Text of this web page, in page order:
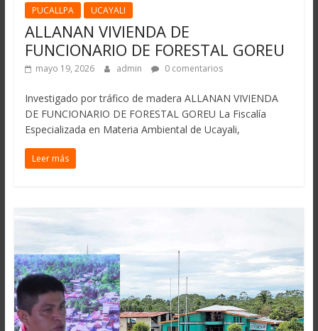
PUCALLPA UCAYALI
ALLANAN VIVIENDA DE
FUNCIONARIO DE FORESTAL GOREU
mayo 19, 2026 admin 0 comentarios
Investigado por tráfico de madera ALLANAN VIVIENDA
DE FUNCIONARIO DE FORESTAL GOREU La Fiscalía
Especializada en Materia Ambiental de Ucayali,
Leer más